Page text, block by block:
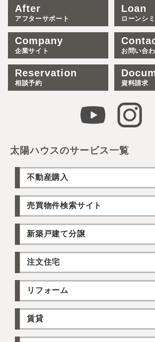
After
アフターサポート
Loan
ローンシ
Company
企業サイト お問い合
Reservation
相談予約 資料請求
太陽ハウスのサービス一覧
不動産購入
売買物件検索サイト
新築戸建て分譲
注文住宅
リフォーム
賃貸